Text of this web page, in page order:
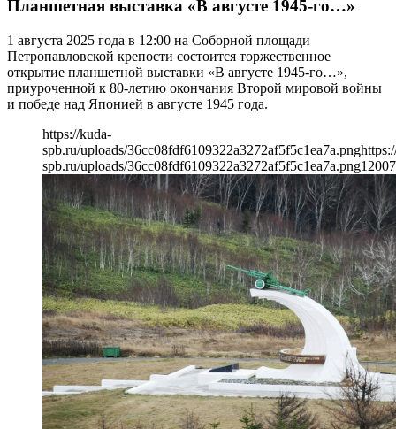
Планшетная выставка «В августе 1945-го…»
1 августа 2025 года в 12:00 на Соборной площади
Петропавловской крепости состоится торжественное
открытие планшетной выставки «В августе 1945-го…»,
приуроченной к 80-летию окончания Второй мировой войны
и победе над Японией в августе 1945 года.
https://kuda-
spb.ru/uploads/36cc08fdf6109322a3272af5f5c1ea7a.png
spb.ru/uploads/36cc08fdf6109322a3272af5f5c1ea7a.png1200